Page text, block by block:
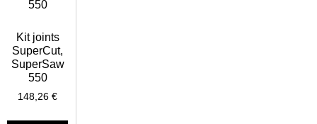
Kit joints
SuperCut,
SuperSaw
550
148,26€